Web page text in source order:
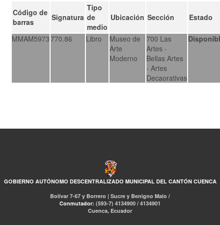
Código de
barras
Signatura
Tipo
de
medio
Ubicación Sección Estado
MMAM5973770.86 Libro
Museo de
Arte
Moderno
700 Las
Artes -
Bellas Artes
- Artes
Decaorativas
GOBIERNO AUTÓNOMO DESCENTRALIZADO MUNICIPAL DEL CANTÓN CUENCA
Bolívar 7-67 y Borrero | Sucre y Benigno Malo /
Conmutador: (593-7) 4134900 / 4134901
Cuenca, Ecuador